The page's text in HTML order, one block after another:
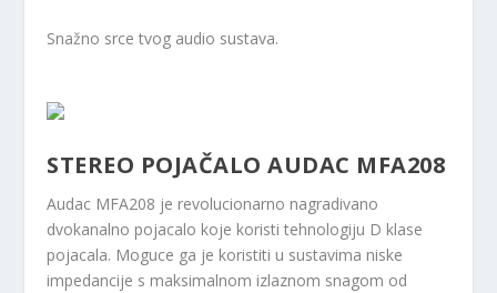
Snažno srce tvog audio sustava.
STEREO POJAČALO AUDAC MFA208
Audac MFA208 je revolucionarno nagradivano
dvokanalno pojacalo koje koristi tehnologiju D klase
pojacala. Moguce ga je koristiti u sustavima niske
impedancije s maksimalnom izlaznom snagom od